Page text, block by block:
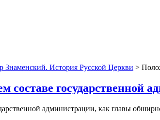
Знаменский. История Русской Церкви >
составе государственной
администрации, как главы